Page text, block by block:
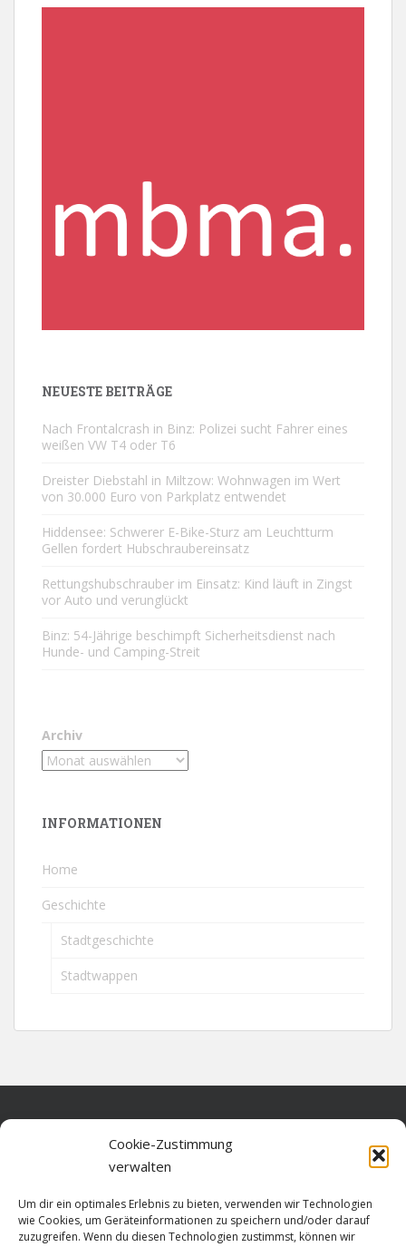
Cookie-Zustimmung
verwalten
Um dir ein optimales Erlebnis zu bieten, verwenden wir Technologien
wie Cookies, um Geräteinformationen zu speichern und/oder darauf
zuzugreifen. Wenn du diesen Technologien zustimmst, können wir
NEUESTE BEITRÄGE
Nach Frontalcrash in Binz: Polizei sucht Fahrer eines
weißen VW T4 oder T6
Dreister Diebstahl in Miltzow: Wohnwagen im Wert
von 30.000 Euro von Parkplatz entwendet
Hiddensee: Schwerer E-Bike-Sturz am Leuchtturm
Gellen fordert Hubschraubereinsatz
Rettungshubschrauber im Einsatz: Kind läuft in Zingst
vor Auto und verunglückt
Binz: 54-Jährige beschimpft Sicherheitsdienst nach
Hunde- und Camping-Streit
Archiv
INFORMATIONEN
Home
Geschichte
Stadtgeschichte
Stadtwappen
Datenschutz